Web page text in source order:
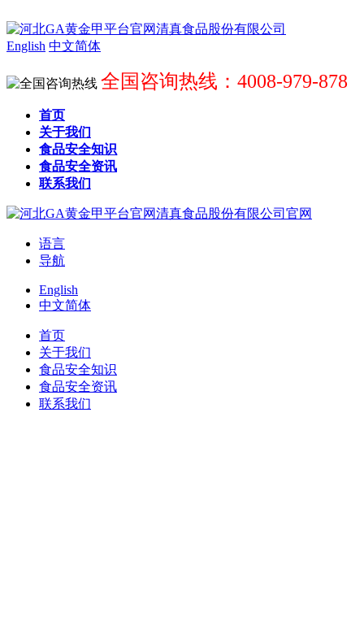
English 中文简体
全国咨询热线：4008-979-878
首页
关于我们
食品安全知识
食品安全资讯
联系我们
语言
导航
English
中文简体
首页
关于我们
食品安全知识
食品安全资讯
联系我们